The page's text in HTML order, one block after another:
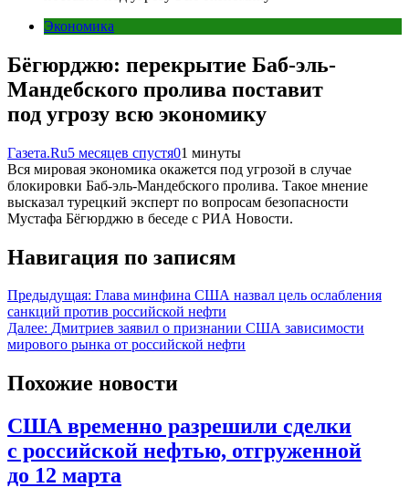
Экономика
Бёгюрджю: перекрытие Баб-эль-
Мандебского пролива поставит
под угрозу всю экономику
Газета.Ru5 месяцев спустя01 минуты
Вся мировая экономика окажется под угрозой в случае
блокировки Баб-эль-Мандебского пролива. Такое мнение
высказал турецкий эксперт по вопросам безопасности
Мустафа Бёгюрджю в беседе с РИА Новости.
Навигация по записям
Предыдущая: Глава минфина США назвал цель ослабления
санкций против российской нефти
Далее: Дмитриев заявил о признании США зависимости
мирового рынка от российской нефти
Похожие новости
США временно разрешили сделки
с российской нефтью, отгруженной
до 12 марта